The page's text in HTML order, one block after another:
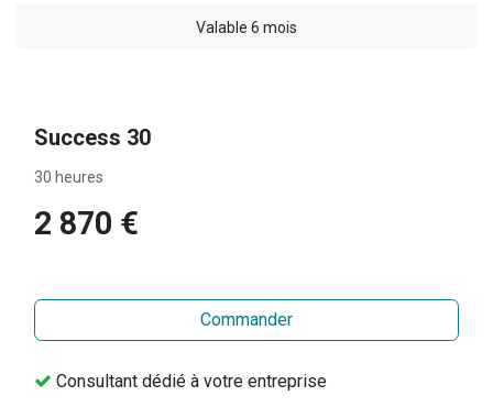
Valable 6 mois
Success 30
30 heures
2 870 €
Commander
Consultant dédié à votre entreprise